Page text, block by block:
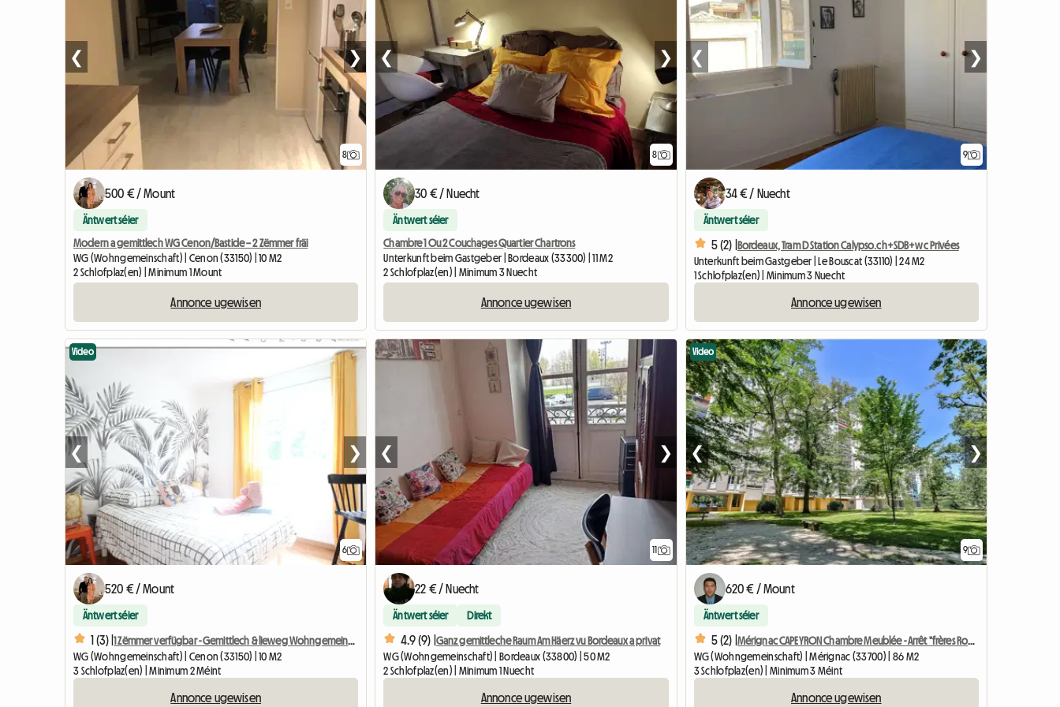
8
❮ ❯
500 € / Mount
Äntwert séier
Modern a gemittlech WG Cenon/Bastide – 2 Zëmmer fräi
WG (Wohngemeinschaft) | Cenon (33150) | 10 M2
2 Schlofplaz(en) | Minimum 1 Mount
Annonce ugewisen
8
❮ ❯
30 € / Nuecht
Äntwert séier
Chambre 1 Ou 2 Couchages Quartier Chartrons
Unterkunft beim Gastgeber | Bordeaux (33300) | 11 M2
2 Schlofplaz(en) | Minimum 3 Nuecht
Annonce ugewisen
9
❮ ❯
34 € / Nuecht
Äntwert séier
5 (2) |
Bordeaux, Tram D Station Calypso.ch+SDB+wc Privées
Unterkunft beim Gastgeber | Le Bouscat (33110) | 24 M2
1 Schlofplaz(en) | Minimum 3 Nuecht
Annonce ugewisen
6
Video
❮ ❯
520 € / Mount
Äntwert séier
1 (3) |
1 Zëmmer verfügbar - Gemittlech & lieweg Wohngemeinschaft
WG (Wohngemeinschaft) | Cenon (33150) | 10 M2
3 Schlofplaz(en) | Minimum 2 Méint
Annonce ugewisen
11
❮ ❯
22 € / Nuecht
Äntwert séier Direkt
4.9 (9) | Ganz gemittleche Raum Am Häerz vu Bordeaux a privat
WG (Wohngemeinschaft) | Bordeaux (33800) | 50 M2
2 Schlofplaz(en) | Minimum 1 Nuecht
Annonce ugewisen
9
Video
❮ ❯
620 € / Mount
Äntwert séier
5 (2) |
Mérignac CAPEYRON Chambre Meublée - Arrêt "frères Robinson"
WG (Wohngemeinschaft) | Mérignac (33700) | 86 M2
3 Schlofplaz(en) | Minimum 3 Méint
Annonce ugewisen